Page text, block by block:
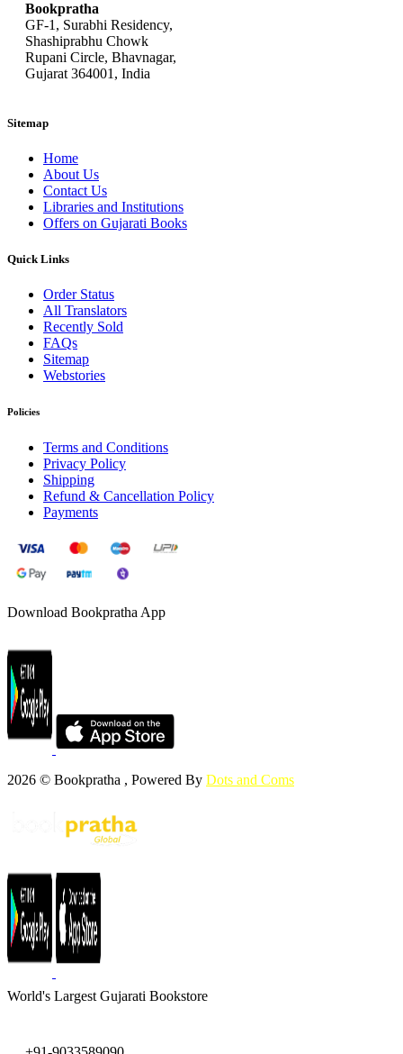
Bookpratha
GF-1, Surabhi Residency,
Shashiprabhu Chowk
Rupani Circle, Bhavnagar,
Gujarat 364001, India
Sitemap
Home
About Us
Contact Us
Libraries and Institutions
Offers on Gujarati Books
Quick Links
Order Status
All Translators
Recently Sold
FAQs
Sitemap
Webstories
Policies
Terms and Conditions
Privacy Policy
Shipping
Refund & Cancellation Policy
Payments
Download Bookpratha App
2026 © Bookpratha , Powered By Dots and Coms
World's Largest Gujarati Bookstore